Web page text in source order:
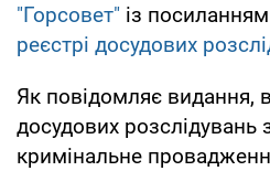
"Горсовет" із
реєстрі досудових
Як повідомляє видання,
досудових розслідувань
кримінальне